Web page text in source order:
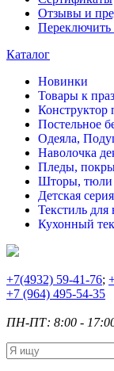
Отзывы и
Каталог
Новинки
Товары к
Конструктор
Постельное
Одеяла,
Наволочка
Пледы,
Шторы, тюли
Детская серия
Текстиль для
Кухонный
+7(4932) 59-41-76;
+7 (964) 495-54-35
ПН-ПТ: 8:00 -